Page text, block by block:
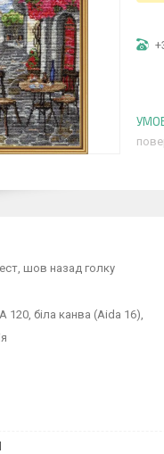
шов назад голку
120, біла канва (Aida 16),